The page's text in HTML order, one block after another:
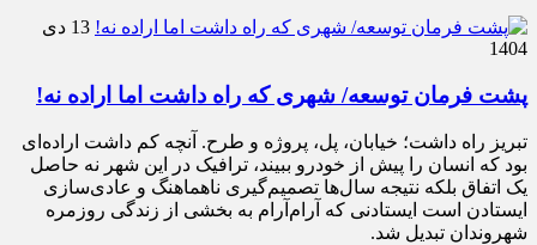
13 دی
1404
پشت فرمان توسعه/ شهری که راه داشت اما اراده نه!
تبریز راه داشت؛ خیابان، پل، پروژه و طرح. آنچه کم داشت اراده‌ای
بود که انسان را پیش از خودرو ببیند، ترافیک در این شهر نه حاصل
یک اتفاق بلکه نتیجه سال‌ها تصمیم‌گیری ناهماهنگ و عادی‌سازی
ایستادن است ایستادنی که آرام‌آرام به بخشی از زندگی روزمره
شهروندان تبدیل شد.